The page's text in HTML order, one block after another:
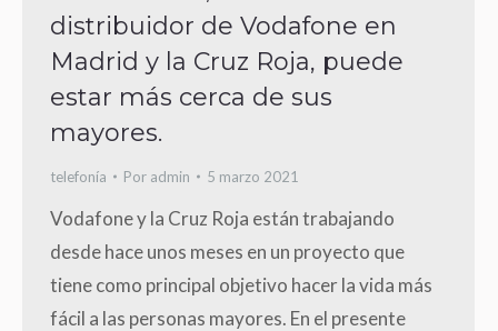
distribuidor de Vodafone en
Madrid y la Cruz Roja, puede
estar más cerca de sus
mayores.
telefonía Por admin 5 marzo 2021
Vodafone y la Cruz Roja están trabajando
desde hace unos meses en un proyecto que
tiene como principal objetivo hacer la vida más
fácil a las personas mayores. En el presente